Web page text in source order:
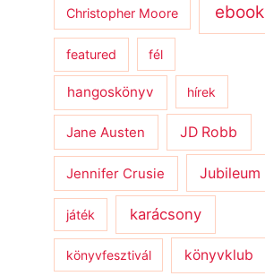
Christopher Moore ebook
featured fél
hangoskönyv hírek
Jane Austen JD Robb
Jennifer Crusie Jubileum
játék karácsony
könyvfesztivál könyvklub